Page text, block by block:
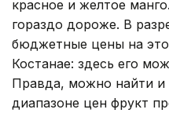
красное и желтое
гораздо дороже. В
бюджетные цены на
Костанае: здесь его
Правда, можно найти и
диапазоне цен фрукт